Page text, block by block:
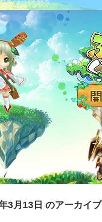
3月13日 のアーカイブ